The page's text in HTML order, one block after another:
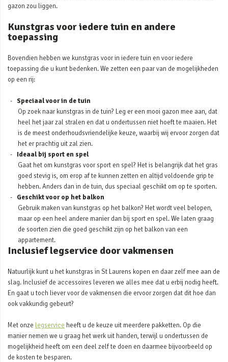
gazon zou liggen.
Kunstgras voor iedere tuin en andere
toepassing
Bovendien hebben we kunstgras voor in iedere tuin en voor iedere
toepassing die u kunt bedenken. We zetten een paar van de mogelijkheden
op een rij:
Speciaal voor in de tuin
Op zoek naar kunstgras in de tuin? Leg er een mooi gazon mee aan, dat
heel het jaar zal stralen en dat u ondertussen niet hoeft te maaien. Het
is de meest onderhoudsvriendelijke keuze, waarbij wij ervoor zorgen dat
het er prachtig uit zal zien.
Ideaal bij sport en spel
Gaat het om kunstgras voor sport en spel? Het is belangrijk dat het gras
goed stevig is, om erop af te kunnen zetten en altijd voldoende grip te
hebben. Anders dan in de tuin, dus speciaal geschikt om op te sporten.
Geschikt voor op het balkon
Gebruik maken van kunstgras op het balkon? Het wordt veel belopen,
maar op een heel andere manier dan bij sport en spel. We laten graag
de soorten zien die goed geschikt zijn op het balkon van een
appartement.
Inclusief legservice door vakmensen
Natuurlijk kunt u het kunstgras in St Laurens kopen en daar zelf mee aan de
slag. Inclusief de accessoires leveren we alles mee dat u erbij nodig heeft.
En gaat u toch liever voor de vakmensen die ervoor zorgen dat dit hoe dan
ook vakkundig gebeurt?
Met onze legservice heeft u de keuze uit meerdere pakketten. Op die
manier nemen we u graag het werk uit handen, terwijl u ondertussen de
mogelijkheid heeft om een deel zelf te doen en daarmee bijvoorbeeld op
de kosten te besparen.